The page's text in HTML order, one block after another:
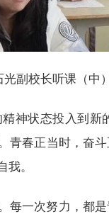
光副校长听课（中
神状态投入到
青春正当时，奋
我。
每一次努力，都